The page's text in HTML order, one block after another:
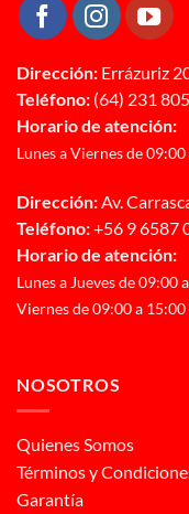
Dirección: Errázuriz
Teléfono: (64) 231
Horario de atención:
Lunes a Viernes de
Dirección: Av.
Teléfono:+56 9 6587
Horario de atención:
Lunes a Jueves de 09:00
Viernes de 09:00 a 15:00
NOSOTROS
Quienes Somos
Términos y
Garantía